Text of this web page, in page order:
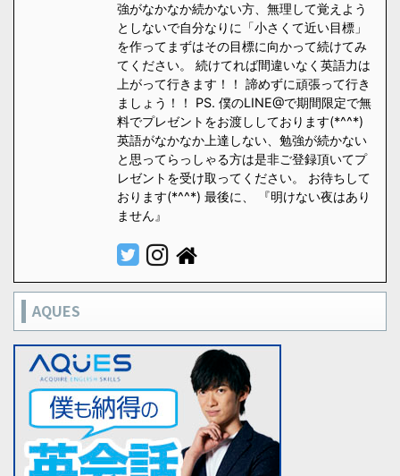
強がなかなか続かない方、無理して覚えよう
としないで自分なりに「小さくて近い目標」
を作ってまずはその目標に向かって続けてみ
てください。 続けてれば間違いなく英語力は
上がって行きます！！ 諦めずに頑張って行き
ましょう！！ PS. 僕のLINE@で期間限定で無
料でプレゼントをお渡ししております(*^^*)
英語がなかなか上達しない、勉強が続かない
と思ってらっしゃる方は是非ご登録頂いてプ
レゼントを受け取ってください。 お待ちして
おります(*^^*) 最後に、 『明けない夜はあり
ません』
AQUES